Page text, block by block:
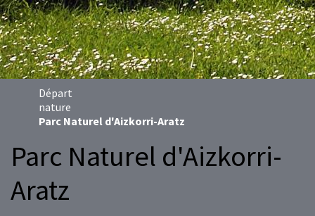
Départ
nature
Parc Naturel d'Aizkorri-Aratz
Parc Naturel d'Aizkorri-
Aratz